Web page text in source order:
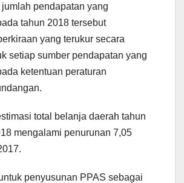
pendapatan yang
tahun 2018 tersebut
yang terukur secara
setiap sumber pendapatan yang
ketentuan peraturan
total belanja daerah tahun
mengalami penurunan 7,05
penyusunan PPAS sebagai